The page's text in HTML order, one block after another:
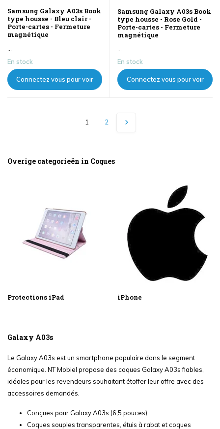
Samsung Galaxy A03s Book
type housse - Bleu clair -
Porte-cartes - Fermeture
magnétique
...
En stock
Connectez vous pour voir
Samsung Galaxy A03s Book
type housse - Rose Gold -
Porte-cartes - Fermeture
magnétique
En stock
Connectez vous pour voir
1 2
Overige categorieën in Coques
Protections iPad iPhone
Galaxy A03s
Le Galaxy A03s est un smartphone populaire dans le segment
économique. NT Mobiel propose des coques Galaxy A03s fiables,
idéales pour les revendeurs souhaitant étoffer leur offre avec des
accessoires demandés.
Conçues pour Galaxy A03s (6,5 pouces)
Coques souples transparentes, étuis à rabat et coques